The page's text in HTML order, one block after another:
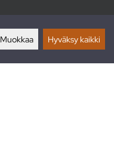
Muokkaa Hyväksy kaikki